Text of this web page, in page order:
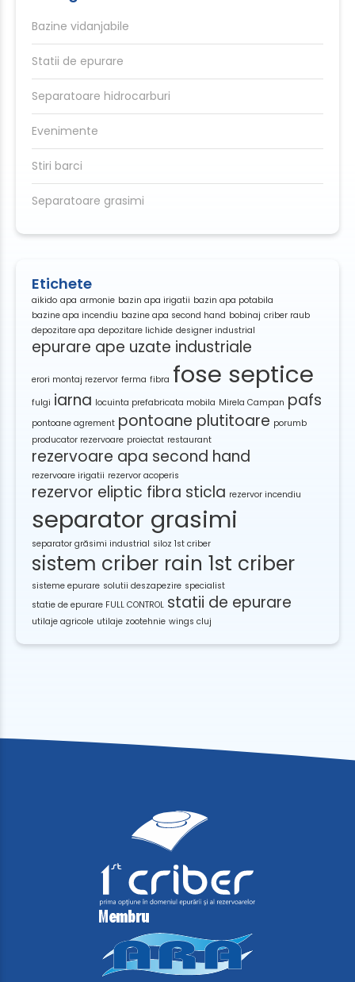
Bazine vidanjabile
Statii de epurare
Separatoare hidrocarburi
Evenimente
Stiri barci
Separatoare grasimi
Etichete
aikido apa armonie bazin apa irigatii bazin apa potabila
bazine apa incendiu bazine apa second hand bobinaj criber raub
depozitare apa depozitare lichide designer industrial
epurare ape uzate industriale
erori montaj rezervor ferma fibra fose septice
fulgi iarna locuinta prefabricata mobila Mirela Campan pafs
pontoane agrement pontoane plutitoare porumb
producator rezervoare proiectat restaurant
rezervoare apa second hand
rezervoare irigatii rezervor acoperis
rezervor eliptic fibra sticla rezervor incendiu
separator grasimi
separator grăsimi industrial siloz 1st criber
sistem criber rain 1st criber
sisteme epurare solutii deszapezire specialist
statie de epurare FULL CONTROL statii de epurare
utilaje agricole utilaje zootehnie wings cluj